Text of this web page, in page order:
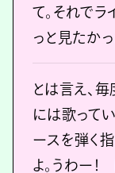
て。それでラ
っと見たか
とは言え、
には歌って
ースを弾く
よ。うわー